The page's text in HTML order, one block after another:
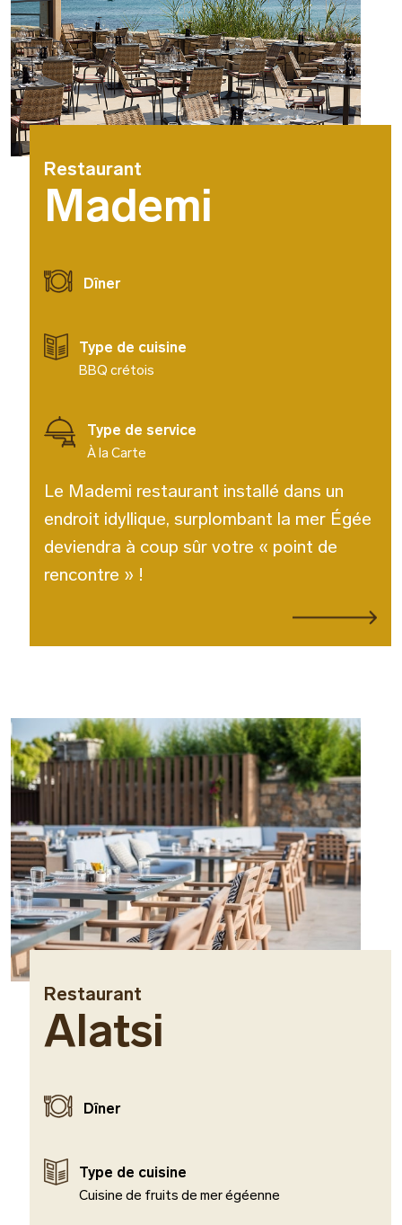
Restaurant
Mademi
Le Mademi restaurant installé dans un
endroit idyllique, surplombant la mer Égée
deviendra à coup sûr votre « point de
rencontre » !
Dîner
Type de cuisine
BBQ crétois
Type de service
À la Carte
Restaurant
Alatsi
Dîner
Type de cuisine
Cuisine de fruits de mer égéenne